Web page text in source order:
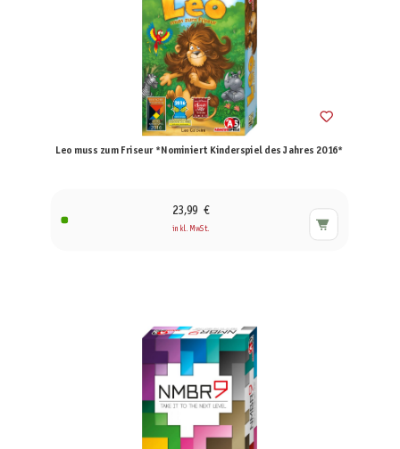
Leo muss zum Friseur *Nominiert Kinderspiel des Jahres 2016*
23,99 €
inkl. MwSt.